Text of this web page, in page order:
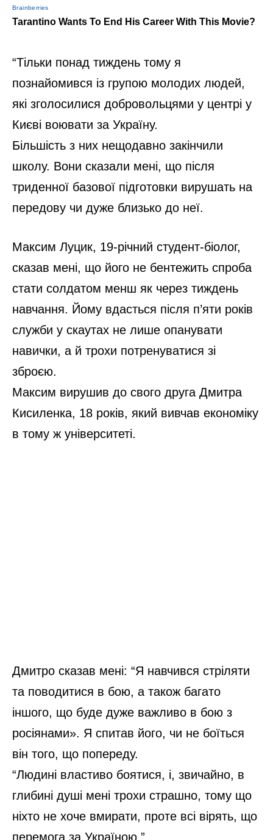
“Тільки понад тиждень тому я
познайомився із групою молодих людей,
які зголосилися добровольцями у центрі у
Києві воювати за Україну.
Більшість з них нещодавно закінчили
школу. Вони сказали мені, що після
триденної базової підготовки вирушать на
передову чи дуже близько до неї.
Максим Луцик, 19-річний студент-біолог,
сказав мені, що його не бентежить спроба
стати солдатом менш як через тиждень
навчання. Йому вдасться після п’яти років
служби у скаутах не лише опанувати
навички, а й трохи потренуватися зі
зброєю.
Максим вирушив до свого друга Дмитра
Кисиленка, 18 років, який вивчав економіку
в тому ж університеті.
Дмитро сказав мені: “Я навчився стріляти
та поводитися в бою, а також багато
іншого, що буде дуже важливо в бою з
росіянами». Я спитав його, чи не боїться
він того, що попереду.
“Людині властиво боятися, і, звичайно, в
глибині душі мені трохи страшно, тому що
ніхто не хоче вмирати, проте всі вірять, що
перемога за Україною.”